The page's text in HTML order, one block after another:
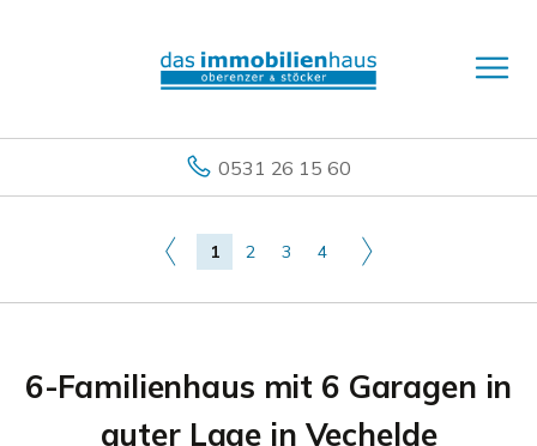
0531 26 15 60
1 2 3 4
6-Familienhaus mit 6 Garagen in
guter Lage in Vechelde